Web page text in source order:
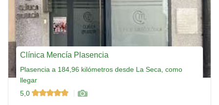
Clínica Mencía Plasencia
Plasencia a 184,96 kilómetros desde La Seca, como
llegar
5,0